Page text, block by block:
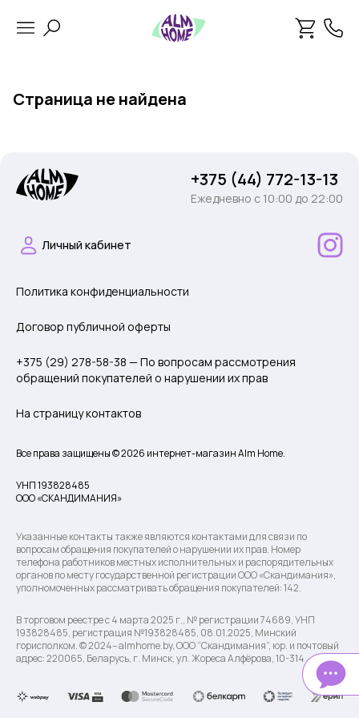
Страница не найдена
+375 (44) 772-13-13
Ежедневно c 10:00 до 22:00
Личный кабинет
Политика конфиденциальности
Договор публичной оферты
+375 (29) 278-58-38 — По вопросам рассмотрения
обращений покупателей о нарушении их прав
На страницу контактов
Все права защищены © 2026 интернет-магазин Alm Home.
УНП 193828485
ООО «СКАНДИМАНИЯ»
Указанные контакты также являются контактами для связи по
вопросам обращения покупателей о нарушении их прав. Номер
телефона работников местных исполнительных и распорядительных
органов по месту государственной регистрации ООО «Скандимания»,
уполномоченных рассматривать обращения покупателей: 142.
В торговом реестре с 4 марта 2025 г., № регистрации 74689, УНП
193828485, регистрация №193828485, 08.01.2025, Минский
горисполком. © 2024– almhome.by, ООО “Скандимания”, юр. и почтовый
адрес: 220065, Беларусь, г. Минск, ул. Жореса Алфёрова, 10-314